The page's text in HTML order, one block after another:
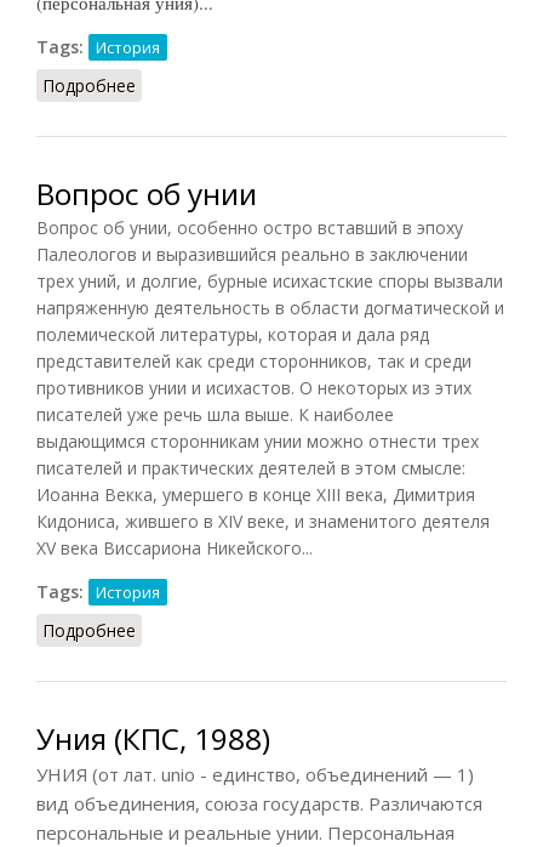
Tags: История
Подробнее
Вопрос об унии
Вопрос об унии, особенно остро вставший в эпоху
Палеологов и выразившийся реально в заключении
трех уний, и долгие, бурные исихастские споры вызвали
напряженную деятельность в области догматической и
полемической литературы, которая и дала ряд
представителей как среди сторонников, так и среди
противников унии и исихастов. О некоторых из этих
писателей уже речь шла выше. К наиболее
выдающимся сторонникам унии можно отнести трех
писателей и практических деятелей в этом смысле:
Иоанна Векка, умершего в конце XIII века, Димитрия
Кидониса, жившего в XIV веке, и знаменитого деятеля
XV века Виссариона Никейского...
Tags:
История
Подробнее
Уния (КПС, 1988)
УНИЯ (от лат. unio - единство, объединений — 1)
вид объединения, союза государств. Различаются
персональные и реальные унии. Персональная